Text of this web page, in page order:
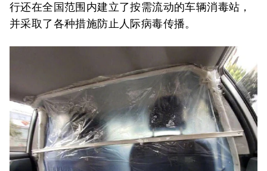
行还在全国范围内建立了按需流动的车辆消毒站，
并采取了各种措施防止人际病毒传播。